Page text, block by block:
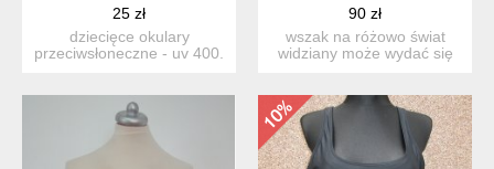
25 zł
dziecięce okulary
przeciwsłoneczne - uv 400.
90 zł
wszak na różowo świat
widziany może wydać się